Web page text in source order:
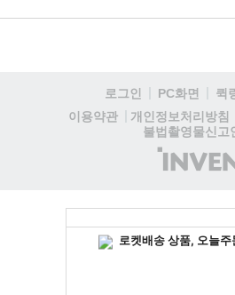
로그인 PC화면 퀵
이용약관
개인정보처리방침
불법촬영물신고
(주)
인